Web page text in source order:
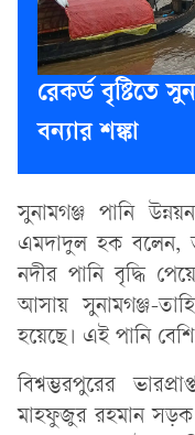
রেকর্ড বৃষ্টিতে
বন্যার শঙ্কা
সুনামগঞ্জ পানি
এমদাদুল হক বলেন,
নদীর পানি বৃদ্ধি
আসায় সুনামগঞ্জ-
হয়েছে। এই পানি
বিশ্বম্ভরপুরের
মাহফুজুর রহমান সড়ক